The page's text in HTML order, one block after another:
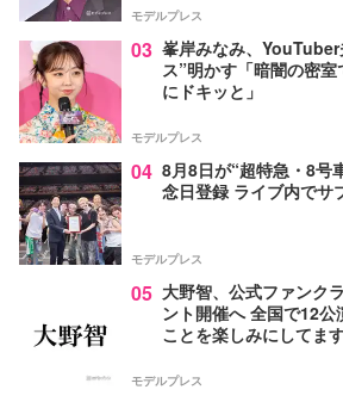
モデルプレス
03 峯岸みなみ、
ス”明かす「暗闇の密
にドキッと」
モデルプレス
04 8月8日が“超特急・8号
念日登録 ライブ内でサ
モデルプレス
05 大野智、公式ファンク
ント開催へ 全国で12
ことを楽しみにしてま
モデルプレス